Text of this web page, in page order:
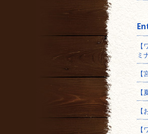
ミ
【
【
【